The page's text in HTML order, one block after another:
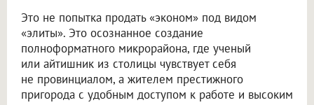
Это не попытка продать «эконом» под видом
«элиты». Это осознанное создание
полноформатного микрорайона, где ученый
или айтишник из столицы чувствует себя
не провинциалом, а жителем престижного
пригорода с удобным доступом к работе и высоким